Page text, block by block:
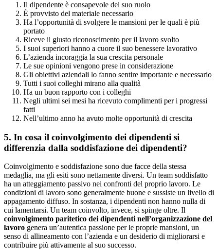
Il dipendente è consapevole del suo ruolo
È provvisto del materiale necessario
Ha l’opportunità di svolgere le mansioni per le quali è più
portato
Riceve il giusto riconoscimento per il lavoro svolto
I suoi superiori hanno a cuore il suo benessere lavorativo
L’azienda incoraggia la sua crescita personale
Le sue opinioni vengono prese in considerazione
Gli obiettivi aziendali lo fanno sentire importante e necessario
Tutti i suoi colleghi mirano alla qualità
Ha un buon rapporto con i colleghi
Negli ultimi sei mesi ha ricevuto complimenti per i progressi
fatti
Nell’ultimo anno ha avuto molte opportunità di crescita
5. In cosa il coinvolgimento dei dipendenti si
differenzia dalla soddisfazione dei dipendenti?
Coinvolgimento e soddisfazione sono due facce della stessa
medaglia, ma gli esiti sono nettamente diversi. Un team soddisfatto
ha un atteggiamento passivo nei confronti del proprio lavoro. Le
condizioni di lavoro sono generalmente buone e sussiste un livello di
appagamento diffuso. In sostanza, i dipendenti non hanno nulla di
cui lamentarsi. Un team coinvolto, invece, si spinge oltre. Il
coinvolgimento paritetico dei dipendenti nell’organizzazione del
lavoro genera un’autentica passione per le proprie mansioni, un
senso di allineamento con l’azienda e un desiderio di migliorarsi e
contribuire più attivamente al suo successo.